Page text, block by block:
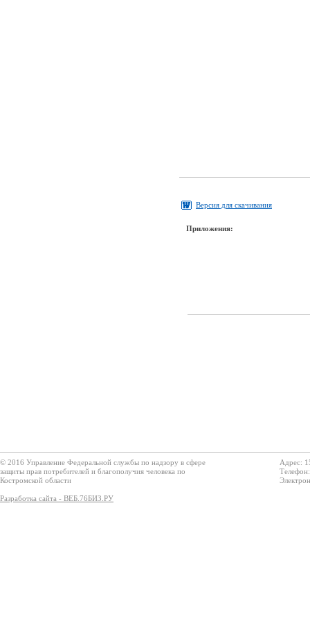
Версия для скачивания
Приложения:
© 2016 Управление Федеральной службы по надзору в сфере
защиты прав потребителей и благополучия человека по
Костромской области
Разработка сайта - ВЕБ.76БИЗ.РУ
Адрес: